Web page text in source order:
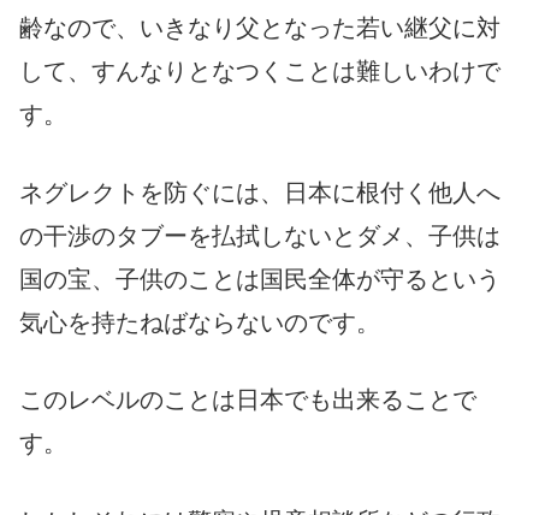
齢なので、いきなり父となった若い継父に対
して、すんなりとなつくことは難しいわけで
す。
ネグレクトを防ぐには、日本に根付く他人へ
の干渉のタブーを払拭しないとダメ、子供は
国の宝、子供のことは国民全体が守るという
気心を持たねばならないのです。
このレベルのことは日本でも出来ることで
す。